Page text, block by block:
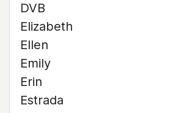
DVB
Elizabeth
Ellen
Emily
Erin
Estrada